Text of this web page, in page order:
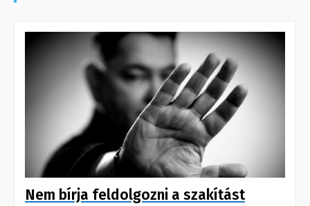
Nem bírja feldolgozni a szakítást